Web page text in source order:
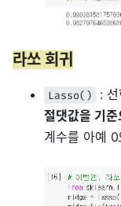
라쏘 회귀
Lasso() :
절댓값을 기준
계수를 아예 0